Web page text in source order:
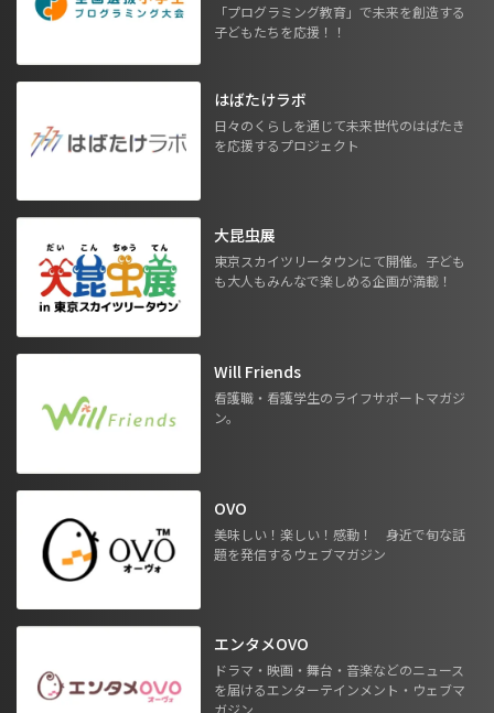
「プログラミング教育」で未来を創造する
子どもたちを応援！！
はばたけラボ
日々のくらしを通じて未来世代のはばたき
を応援するプロジェクト
大昆虫展
東京スカイツリータウンにて開催。子ども
も大人もみんなで楽しめる企画が満載！
Will Friends
看護職・看護学生のライフサポートマガジ
ン。
OVO
美味しい！楽しい！感動！ 身近で旬な話
題を発信するウェブマガジン
エンタメOVO
ドラマ・映画・舞台・音楽などのニュース
を届けるエンターテインメント・ウェブマ